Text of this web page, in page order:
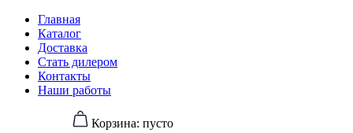
Главная
Каталог
Доставка
Стать дилером
Контакты
Наши работы
Корзина: пусто